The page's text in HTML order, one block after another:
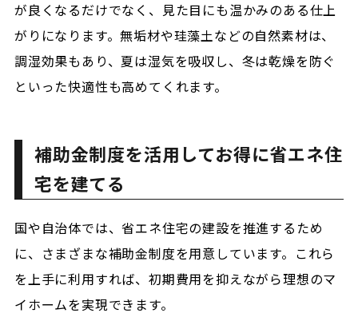
が良くなるだけでなく、見た目にも温かみのある仕上
がりになります。無垢材や珪藻土などの自然素材は、
調湿効果もあり、夏は湿気を吸収し、冬は乾燥を防ぐ
といった快適性も高めてくれます。
補助金制度を活用してお得に省エネ住
宅を建てる
国や自治体では、省エネ住宅の建設を推進するため
に、さまざまな補助金制度を用意しています。これら
を上手に利用すれば、初期費用を抑えながら理想のマ
イホームを実現できます。